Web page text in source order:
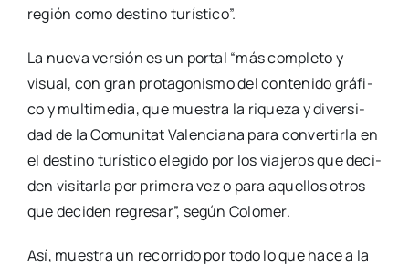
región como des­tino turís­ti­co”.
La nue­va ver­sión es un por­tal “más com­ple­to y
visual, con gran pro­ta­go­nis­mo del con­te­ni­do grá­fi­
co y mul­ti­me­dia, que mues­tra la rique­za y diver­si­
dad de la Comu­ni­tat Valen­cia­na para con­ver­tir­la en
el des­tino turís­ti­co ele­gi­do por los via­je­ros que deci­
den visi­tar­la por pri­me­ra vez o para aque­llos otros
que deci­den regre­sar”, según Colo­mer.
Así, mues­tra un reco­rri­do por todo lo que hace a la